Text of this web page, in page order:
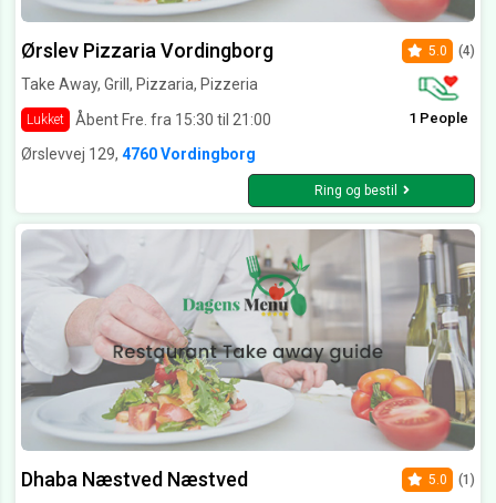
Ørslev Pizzaria Vordingborg
Take Away, Grill, Pizzaria, Pizzeria
Lukket Åbent Fre. fra 15:30 til 21:00
5.0 (4)
1 People
Ørslevvej 129, 4760 Vordingborg
Ring og bestil
Dhaba Næstved Næstved 5.0 (1)